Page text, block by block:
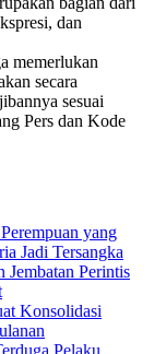
dan
memerlukan
secara
sesuai
Pers dan Kode
yang
Jadi Tersangka
Jembatan Perintis
Konsolidasi